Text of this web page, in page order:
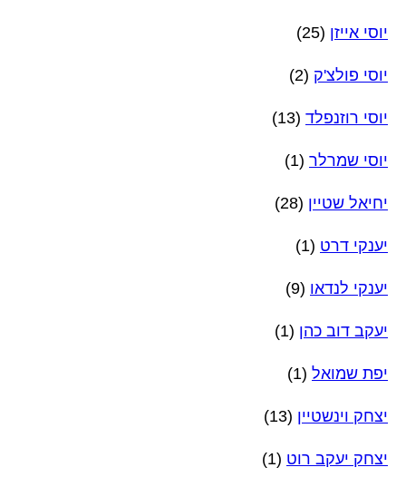
יוסי אייזן (25)
יוסי פולצ'ק (2)
יוסי רוזנפלד (13)
יוסי שמרלר (1)
יחיאל שטיין (28)
יענקי דרט (1)
יענקי לנדאו (9)
יעקב דוב כהן (1)
יפת שמואל (1)
יצחק וינשטיין (13)
יצחק יעקב רוט (1)